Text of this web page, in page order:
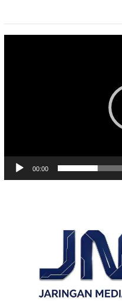
00:00